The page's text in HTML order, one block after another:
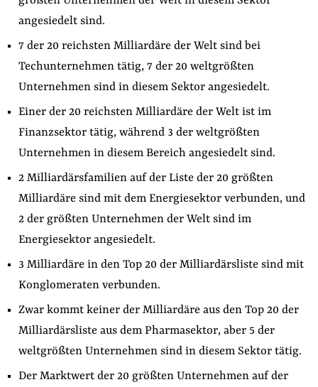
angesiedelt sind.
7 der 20 reichsten Milliardäre der Welt sind bei
Techunternehmen tätig, 7 der 20 weltgrößten
Unternehmen sind in diesem Sektor angesiedelt.
Einer der 20 reichsten Milliardäre der Welt ist im
Finanzsektor tätig, während 3 der weltgrößten
Unternehmen in diesem Bereich angesiedelt sind.
2 Milliardärsfamilien auf der Liste der 20 größten
Milliardäre sind mit dem Energiesektor verbunden, und
2 der größten Unternehmen der Welt sind im
Energiesektor angesiedelt.
3 Milliardäre in den Top 20 der Milliardärsliste sind mit
Konglomeraten verbunden.
Zwar kommt keiner der Milliardäre aus den Top 20 der
Milliardärsliste aus dem Pharmasektor, aber 5 der
weltgrößten Unternehmen sind in diesem Sektor tätig.
Der Marktwert der 20 größten Unternehmen auf der